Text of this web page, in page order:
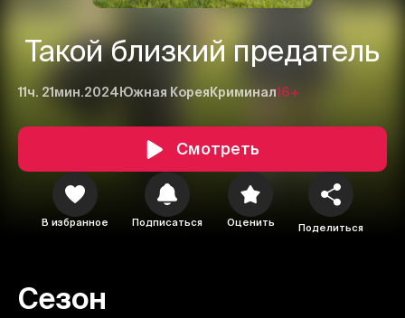
Такой близкий предатель
11ч. 21мин.2024 Южная Корея Криминал16+
Смотреть
В избранное Подписаться Оценить Поделиться
Сезон